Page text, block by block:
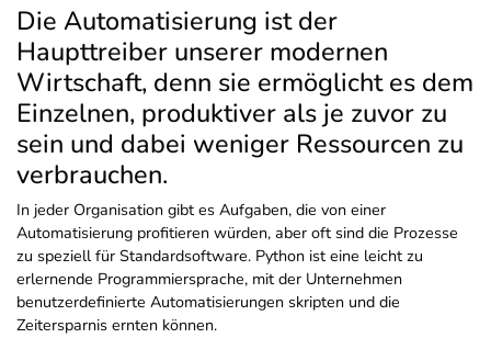
Die Automatisierung ist der
Haupttreiber unserer modernen
Wirtschaft, denn sie ermöglicht es dem
Einzelnen, produktiver als je zuvor zu
sein und dabei weniger Ressourcen zu
verbrauchen.
In jeder Organisation gibt es Aufgaben, die von einer
Automatisierung profitieren würden, aber oft sind die Prozesse
zu speziell für Standardsoftware. Python ist eine leicht zu
erlernende Programmiersprache, mit der Unternehmen
benutzerdefinierte Automatisierungen skripten und die
Zeitersparnis ernten können.